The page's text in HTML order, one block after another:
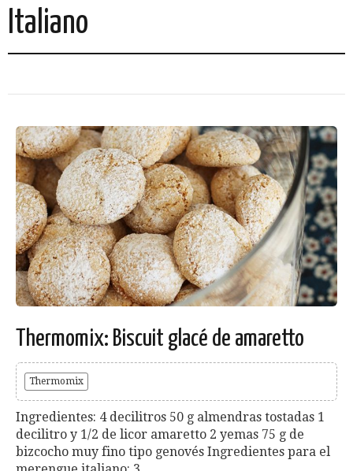
Italiano
Thermomix: Biscuit glacé de amaretto
Thermomix
Ingredientes: 4 decilitros 50 g almendras tostadas 1
decilitro y 1/2 de licor amaretto 2 yemas 75 g de
bizcocho muy fino tipo genovés Ingredientes para el